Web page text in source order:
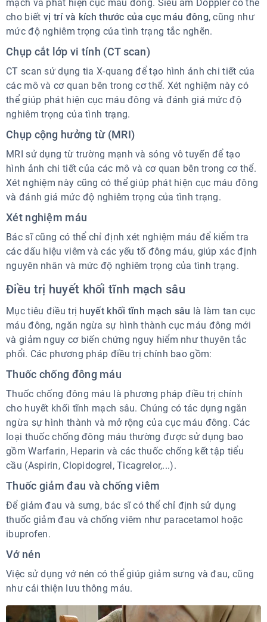
mạch và phát hiện cục máu đông. Siêu âm Doppler có thể
cho biết vị trí và kích thước của cục máu đông, cũng như
mức độ nghiêm trọng của tình trạng tắc nghẽn.
Chụp cắt lớp vi tính (CT scan)
CT scan sử dụng tia X-quang để tạo hình ảnh chi tiết của
các mô và cơ quan bên trong cơ thể. Xét nghiệm này có
thể giúp phát hiện cục máu đông và đánh giá mức độ
nghiêm trọng của tình trạng.
Chụp cộng hưởng từ (MRI)
MRI sử dụng từ trường mạnh và sóng vô tuyến để tạo
hình ảnh chi tiết của các mô và cơ quan bên trong cơ thể.
Xét nghiệm này cũng có thể giúp phát hiện cục máu đông
và đánh giá mức độ nghiêm trọng của tình trạng.
Xét nghiệm máu
Bác sĩ cũng có thể chỉ định xét nghiệm máu để kiểm tra
các dấu hiệu viêm và các yếu tố đông máu, giúp xác định
nguyên nhân và mức độ nghiêm trọng của tình trạng.
Điều trị huyết khối tĩnh mạch sâu
Mục tiêu điều trị huyết khối tĩnh mạch sâu là làm tan cục
máu đông, ngăn ngừa sự hình thành cục máu đông mới
và giảm nguy cơ biến chứng nguy hiểm như thuyên tắc
phổi. Các phương pháp điều trị chính bao gồm:
Thuốc chống đông máu
Thuốc chống đông máu là phương pháp điều trị chính
cho huyết khối tĩnh mạch sâu. Chúng có tác dụng ngăn
ngừa sự hình thành và mở rộng của cục máu đông. Các
loại thuốc chống đông máu thường được sử dụng bao
gồm Warfarin, Heparin và các thuốc chống kết tập tiểu
cầu (Aspirin, Clopidogrel, Ticagrelor,...).
Thuốc giảm đau và chống viêm
Để giảm đau và sưng, bác sĩ có thể chỉ định sử dụng
thuốc giảm đau và chống viêm như paracetamol hoặc
ibuprofen.
Vớ nén
Việc sử dụng vớ nén có thể giúp giảm sưng và đau, cũng
như cải thiện lưu thông máu.